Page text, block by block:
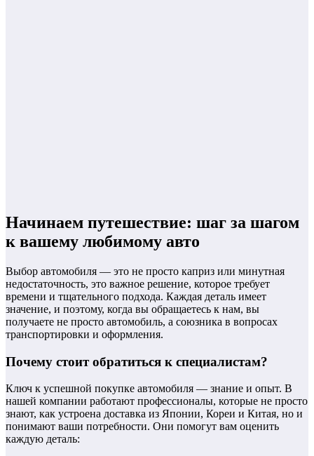
Начинаем путешествие: шаг за шагом
к вашему любимому авто
Выбор автомобиля — это не просто каприз или минутная
недостаточность, это важное решение, которое требует
времени и тщательного подхода. Каждая деталь имеет
значение, и поэтому, когда вы обращаетесь к нам, вы
получаете не просто автомобиль, а союзника в вопросах
транспортировки и оформления.
Почему стоит обратиться к специалистам?
Ключ к успешной покупке автомобиля — знание и опыт. В
нашей компании работают профессионалы, которые не просто
знают, как устроена доставка из Японии, Кореи и Китая, но и
понимают ваши потребности. Они помогут вам оценить
каждую деталь: